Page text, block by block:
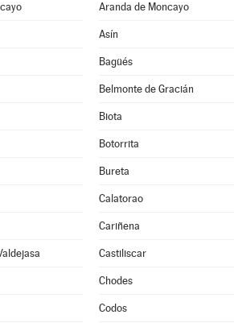
Aranda de Moncayo
Asín
Bagüés
Belmonte de Gracián
Biota
Botorrita
Bureta
Calatorao
Cariñena
Castiliscar
Chodes
Codos